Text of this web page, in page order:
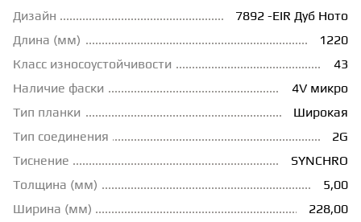
КЛЕЙ
Дизайн
7892 -EIR Дуб Ното
Длина (мм)
1220
Класс износоустойчивости
43
Наличие фаски
4V микро
Тип планки
Широкая
Тип соединения
2G
Тиснение
SYNCHRO
Толщина (мм)
5,00
Ширина (мм)
228,00